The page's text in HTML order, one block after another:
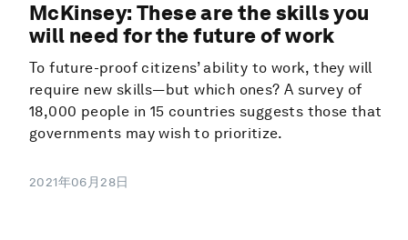
McKinsey: These are the skills you
will need for the future of work
To future-proof citizens’ ability to work, they will
require new skills—but which ones? A survey of
18,000 people in 15 countries suggests those that
governments may wish to prioritize.
2021年06月28日